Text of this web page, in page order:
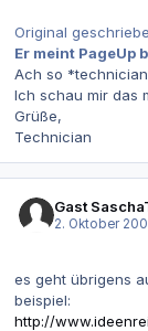
Original
Er meint PageUp
Ach so
Ich schau mir das
Grüße,
Technician
Gast
2. Oktober
es geht übrigens
beispiel:
http://